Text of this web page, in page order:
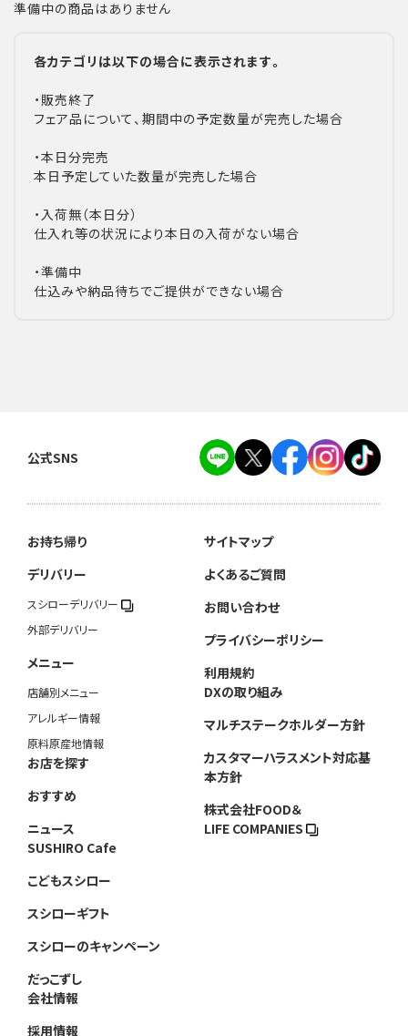
準備中の商品はありません
各カテゴリは以下の場合に表示されます。
・販売終了
フェア品について、期間中の予定数量が完売した場合
・本日分完売
本日予定していた数量が完売した場合
・入荷無（本日分）
仕入れ等の状況により本日の入荷がない場合
・準備中
仕込みや納品待ちでご提供ができない場合
公式SNS
お持ち帰り
デリバリー
スシローデリバリー
外部デリバリー
メニュー
店舗別メニュー
アレルギー情報
原料原産地情報
お店を探す
おすすめ
ニュース
SUSHIRO Cafe
こどもスシロー
スシローギフト
スシローのキャンペーン
だっこずし
会社情報
採用情報
サイトマップ
よくあるご質問
お問い合わせ
プライバシーポリシー
利用規約
DXの取り組み
マルチステークホルダー方針
カスタマーハラスメント対応基
本方針
株式会社FOOD＆
LIFE COMPANIES